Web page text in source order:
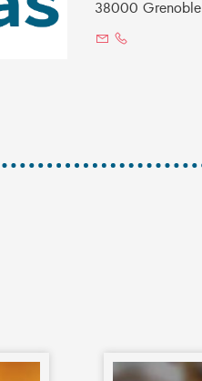
38000 Grenoble